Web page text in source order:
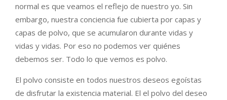
normal es que veamos el reflejo de nuestro yo. Sin
embargo, nuestra conciencia fue cubierta por capas y
capas de polvo, que se acumularon durante vidas y
vidas y vidas. Por eso no podemos ver quiénes
debemos ser. Todo lo que vemos es polvo.
El polvo consiste en todos nuestros deseos egoístas
de disfrutar la existencia material. El el polvo del deseo